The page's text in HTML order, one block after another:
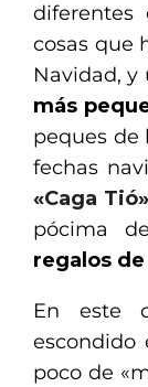
diferentes
cosas que
Navidad, y
más
peques de
fechas
«Caga Tió»
pócima
regalos
En este
escondido
poco de